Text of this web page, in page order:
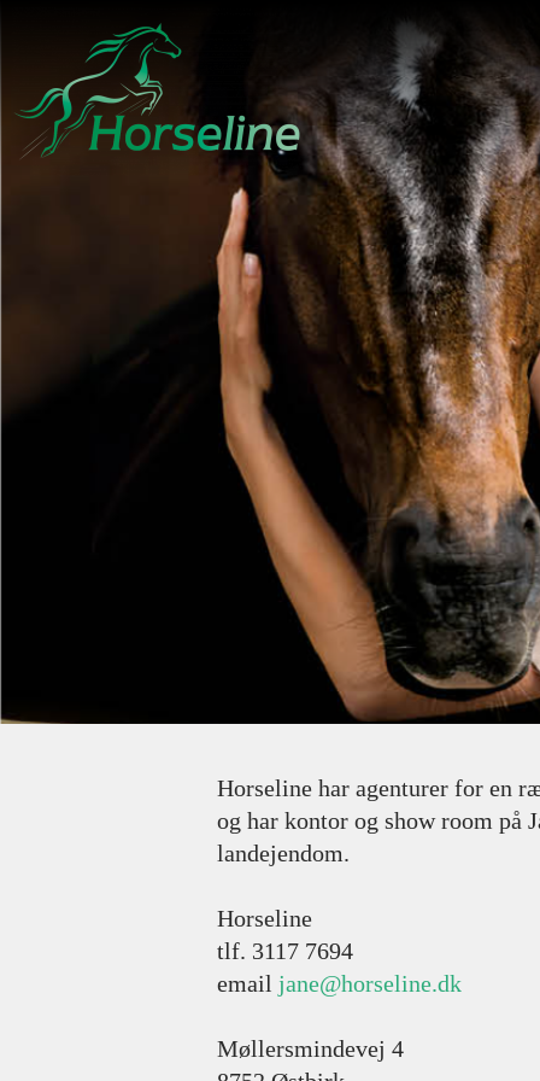
Horseline har agenturer for en
og har kontor og show room på
landejendom.
Horseline
tlf. 3117 7694
email jane@horseline.dk
Møllersmindevej 4